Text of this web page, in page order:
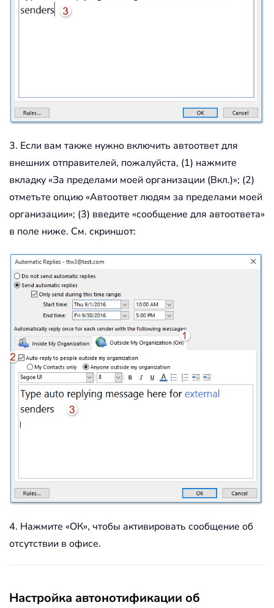
3. Если вам также нужно включить автоответ для
внешних отправителей, пожалуйста, (1) нажмите
вкладку «За пределами моей организации (Вкл.)»; (2)
отметьте опцию «Автоответ людям за пределами моей
организации»; (3) введите «сообщение для автоответа»
в поле ниже. См. скриншот:
4. Нажмите «ОК», чтобы активировать сообщение об
отсутствии в офисе.
Настройка автонотификации об